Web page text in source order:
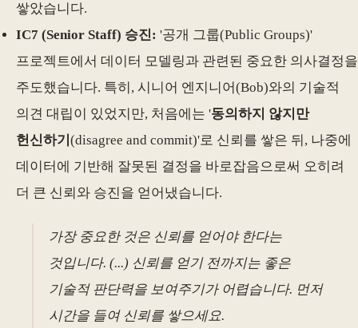
쌓았습니다.
IC7 (Senior Staff) 승진: '공개 그룹(Public Groups)'
프로젝트에서 데이터 모델링과 관련된 중요한 의사결정을
주도했습니다. 특히, 시니어 엔지니어(Bob)와의 기술적
의견 대립이 있었지만, 처음에는 '동의하지 않지만
헌신하기 (disagree and commit)'로 신뢰를 쌓은 뒤, 나중에
데이터에 기반해 잘못된 결정을 바로잡음으로써 오히려
더 큰 신뢰와 승진을 얻어냈습니다.
가장 중요한 것은 신뢰를 얻어야 한다는
것입니다. (...) 신뢰를 얻기 전까지는 좋은
기술적 판단력을 보여주기가 어렵습니다. 먼저
시간을 들여 신뢰를 쌓으세요.